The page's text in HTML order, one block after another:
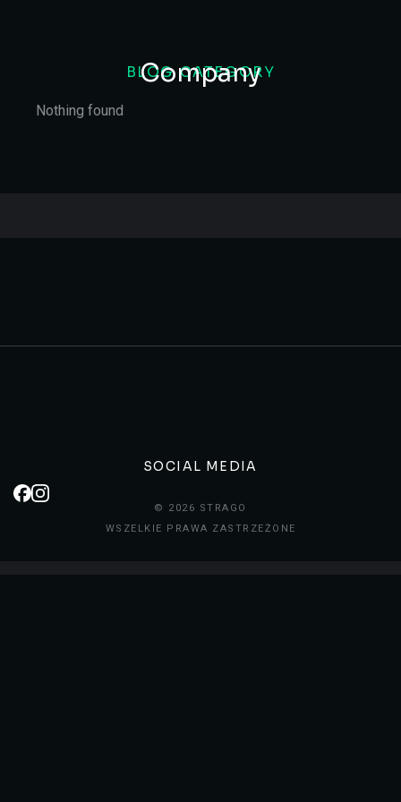
BLOG CATEGORY
Company
Nothing found
SOCIAL MEDIA
© 2026 STRAGO
WSZELKIE PRAWA ZASTRZEŻONE